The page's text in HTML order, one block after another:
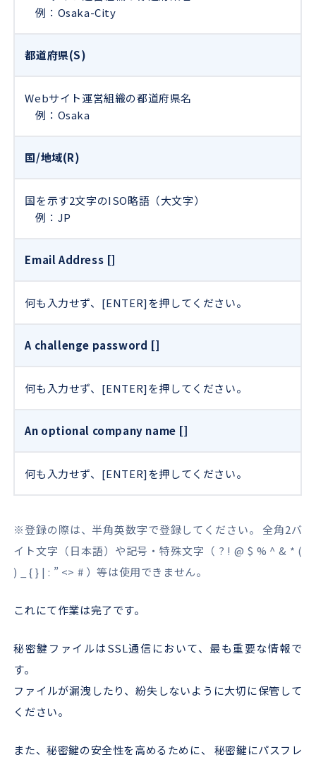
例：Osaka-City
都道府県(S)
Webサイト運営組織の都道府県名
例：Osaka
国/地域(R)
国を示す2文字のISO略語（大文字）
例：JP
Email Address []
何も入力せず、[ENTER]を押してください。
A challenge password []
何も入力せず、[ENTER]を押してください。
An optional company name []
何も入力せず、[ENTER]を押してください。
※登録の際は、半角英数字で登録してください。 全角2バ
イト文字（日本語）や記号・特殊文字（ ? ! @ $ % ^ & * (
) _ { } | : ” <> # ）等は使用できません。
これにて作業は完了です。
秘密鍵ファイルはSSL通信において、最も重要な情報で
す。
ファイルが漏洩したり、紛失しないように大切に保管して
ください。
また、秘密鍵の安全性を高めるために、 秘密鍵にパスフレ